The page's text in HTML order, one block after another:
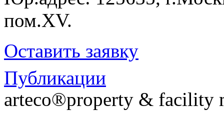
пом.XV.
Оставить заявку
Публикации
arteco®property & facility